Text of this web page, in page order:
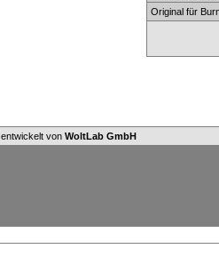
Original für
, entwickelt von WoltLab GmbH